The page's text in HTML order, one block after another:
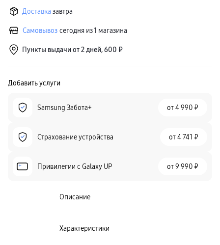
Доставка завтра
Самовывоз сегодня из 1 магазина
Пункты выдачи от 2 дней, 600 ₽
Добавить услуги
Samsung Забота+ от4 990 ₽
Страхование устройства от4 741 ₽
Привилегии c Galaxy UP от9 990 ₽
Описание
Характеристики